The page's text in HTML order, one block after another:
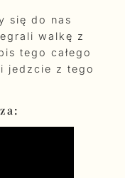
się do nas
walkę z
tego całego
jedzcie z tego